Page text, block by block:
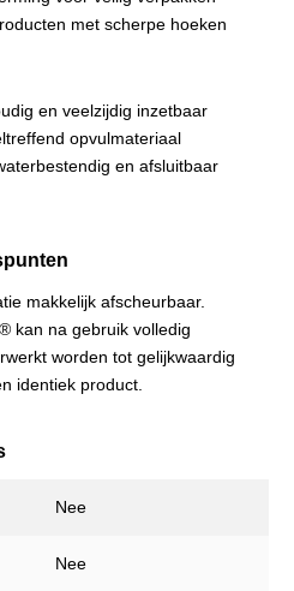
met scherpe hoeken
en veelzijdig inzetbaar
opvulmateriaal
en afsluitbaar
makkelijk afscheurbaar.
kan na gebruik volledig
worden tot gelijkwaardig
identiek product.
Nee
Nee